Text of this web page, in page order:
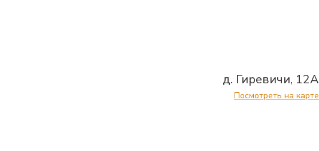
д. Гиревичи, 12А
Посмотреть на карте